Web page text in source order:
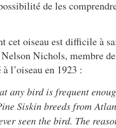
de les
cet oiseau est difficile à
Nichols, membre
l’oiseau en 1923 :
any bird is frequent
Siskin breeds from
seen the bird. The